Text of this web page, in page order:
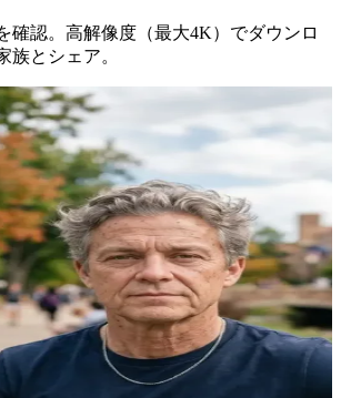
確認。高解像度（最大4K）でダウンロ
族とシェア。